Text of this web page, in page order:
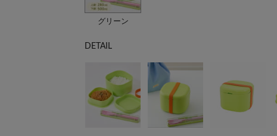
グリーン
DETAIL